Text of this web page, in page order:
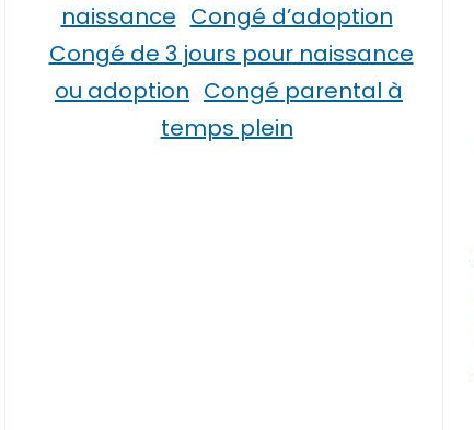
naissance Congé d’adoption
Congé de 3 jours pour naissance
ou adoption Congé parental à
temps plein